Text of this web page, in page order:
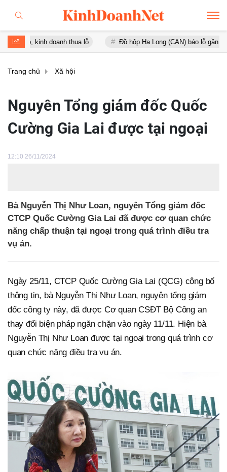
doanh thua lỗ Đồ hộp Hạ Long (CAN) báo lỗ gần 16 tỷ đồng,
Trang chủ Xã hội
Nguyên Tổng giám đốc Quốc
Cường Gia Lai được tại ngoại
12:10 26/11/2024
Bà Nguyễn Thị Như Loan, nguyên Tổng giám đốc
CTCP Quốc Cường Gia Lai đã được cơ quan chức
năng chấp thuận tại ngoại trong quá trình điều tra
vụ án.
Ngày 25/11, CTCP Quốc Cường Gia Lai (QCG) công bố
thông tin, bà Nguyễn Thị Như Loan, nguyên tổng giám
đốc công ty này, đã được Cơ quan CSĐT Bộ Công an
thay đổi biện pháp ngăn chặn vào ngày 11/11. Hiện bà
Nguyễn Thị Như Loan được tại ngoại trong quá trình cơ
quan chức năng điều tra vụ án.